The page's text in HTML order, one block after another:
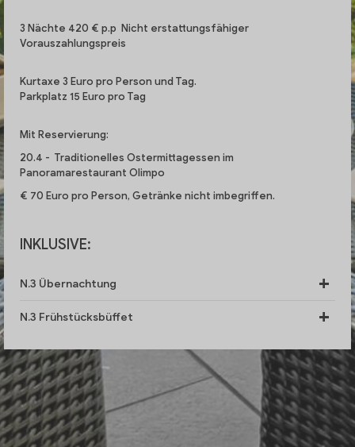
3 Nächte 420 ​​€ p.p Nicht erstattungsfähiger
Vorauszahlungspreis
Kurtaxe 3 Euro pro Person und Tag.
Parkplatz 15 Euro pro Tag
Mit Reservierung:
20.4 - Traditionelles Ostermittagessen im
Panoramarestaurant Olimpo
€ 70 Euro pro Person, Getränke nicht imbegriffen.
INKLUSIVE:
N.3 Übernachtung
N.3 Frühstücksbüffet